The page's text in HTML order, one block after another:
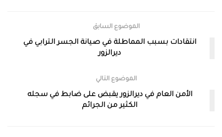
الموضوع السابق
انتقادات بسبب المماطلة في صيانة الجسر الترابي في
ديرالزور
الموضوع التالي
الأمن العام في ديرالزور يقبض على ضابط في سجله
الكثير من الجرائم